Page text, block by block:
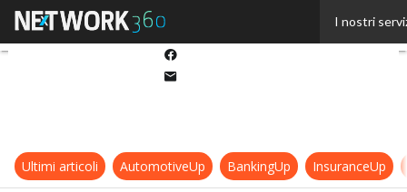
I nostri
Ultimi articoli AutomotiveUp BankingUp InsuranceUp